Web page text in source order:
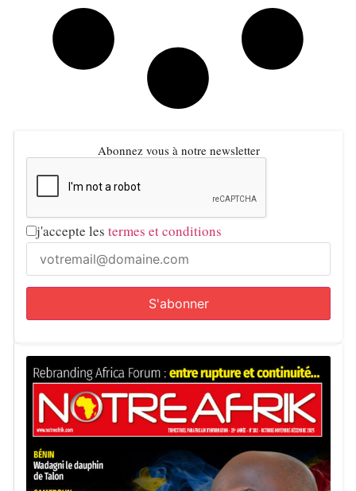
Abonnez vous à notre newsletter
j'accepte les termes et conditions